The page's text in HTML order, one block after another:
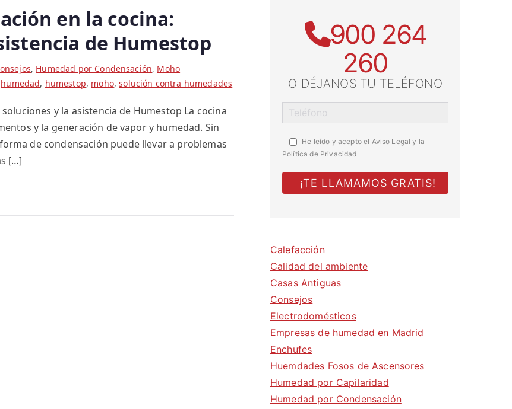
en la cocina:
de Humestop
, Humedad por Condensación, Moho
humedad, humestop, moho,solución contra humedades
y la asistencia de Humestop La cocina
y la generación de vapor y humedad. Sin
de condensación puede llevar a problemas
[…]
900 264
260
O DÉJANOS TU TELÉFONO
He leído y acepto el Aviso Legal y la
Política de Privacidad
Calefacción
Calidad del ambiente
Casas Antiguas
Consejos
Electrodomésticos
Empresas de humedad en Madrid
Enchufes
Huemdades Fosos de Ascensores
Humedad por Capilaridad
Humedad por Condensación